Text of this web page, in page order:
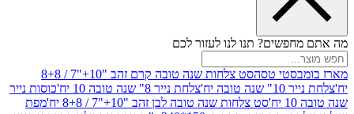
תנו לנו לעזור לכם
טסה
סט צלחות שנה טובה קרם זהב "10+"7 / 8+8
יח'
צלחת נייר 8" שנה טובה 10 יח'
כוסות נייר
סט צלחות שנה טובה לבן זהב "10+"7 / 8+8 יח'
מפת